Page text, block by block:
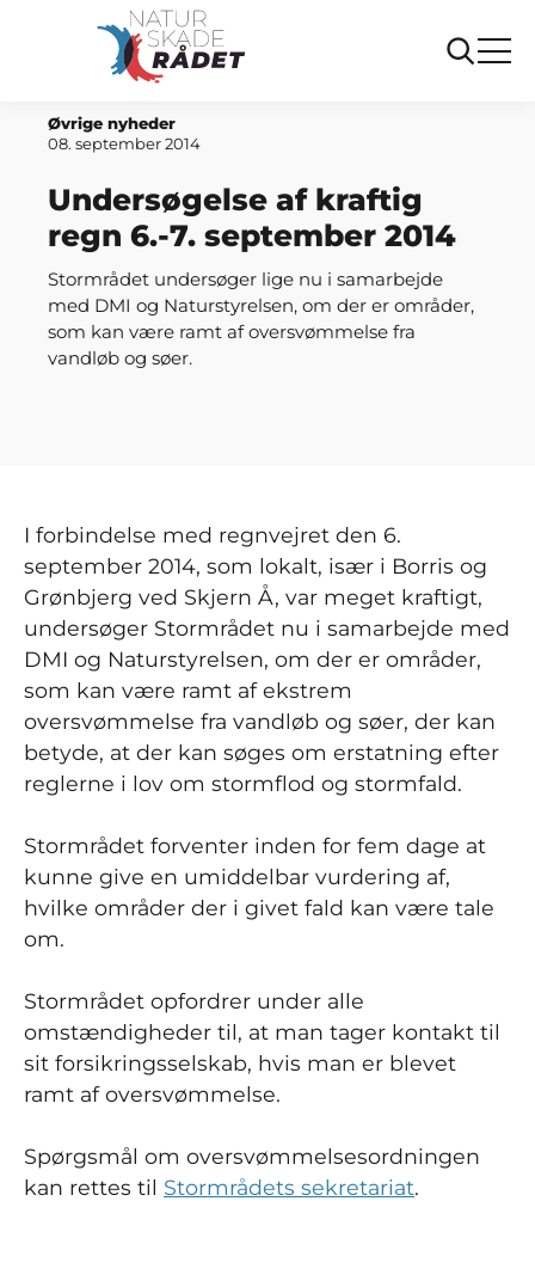
Undersøgelse af kraftig regn 6.-7. september 2014
Øvrige nyheder
08. september 2014
Undersøgelse af kraftig
regn 6.-7. september 2014
Stormrådet undersøger lige nu i samarbejde
med DMI og Naturstyrelsen, om der er områder,
som kan være ramt af oversvømmelse fra
vandløb og søer.
I forbindelse med regnvejret den 6.
september 2014, som lokalt, især i Borris og
Grønbjerg ved Skjern Å, var meget kraftigt,
undersøger Stormrådet nu i samarbejde med
DMI og Naturstyrelsen, om der er områder,
som kan være ramt af ekstrem
oversvømmelse fra vandløb og søer, der kan
betyde, at der kan søges om erstatning efter
reglerne i lov om stormflod og stormfald.
Stormrådet forventer inden for fem dage at
kunne give en umiddelbar vurdering af,
hvilke områder der i givet fald kan være tale
om.
Stormrådet opfordrer under alle
omstændigheder til, at man tager kontakt til
sit forsikringsselskab, hvis man er blevet
ramt af oversvømmelse.
Spørgsmål om oversvømmelsesordningen
kan rettes til Stormrådets sekretariat.